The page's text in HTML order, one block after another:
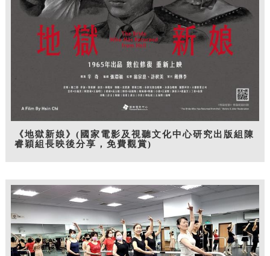
《地獄新娘》(國家電影及視聽文化中心研究出版組陳
睿穎組長映後分享，免費觀賞)